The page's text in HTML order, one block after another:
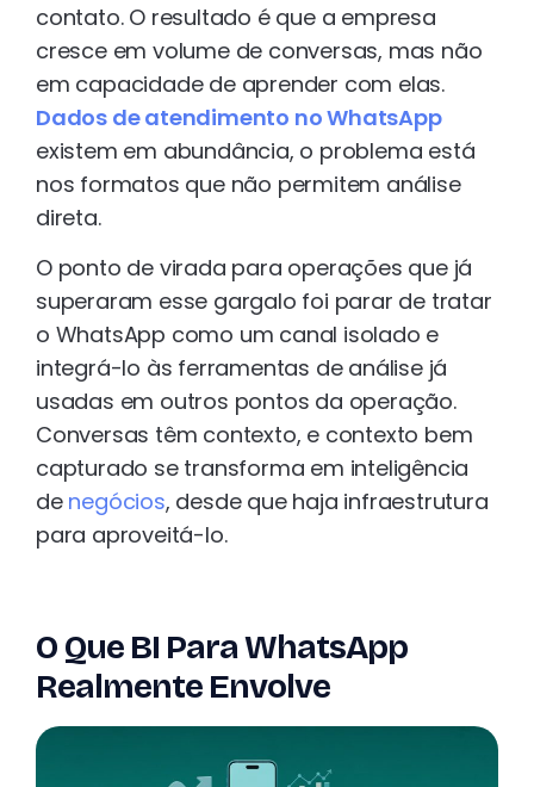
contato. O resultado é que a empresa
cresce em volume de conversas, mas não
em capacidade de aprender com elas.
Dados de atendimento no WhatsApp
existem em abundância, o problema está
nos formatos que não permitem análise
direta.
O ponto de virada para operações que já
superaram esse gargalo foi parar de tratar
o WhatsApp como um canal isolado e
integrá-lo às ferramentas de análise já
usadas em outros pontos da operação.
Conversas têm contexto, e contexto bem
capturado se transforma em inteligência
de negócios, desde que haja infraestrutura
para aproveitá-lo.
O Que BI Para WhatsApp
Realmente Envolve